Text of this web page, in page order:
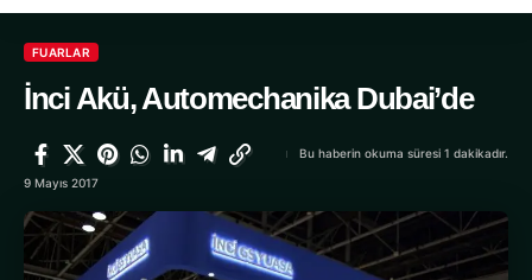
FUARLAR
İnci Akü, Automechanika Dubai’de
9 Mayıs 2017
Bu haberin okuma süresi 1 dakikadır.